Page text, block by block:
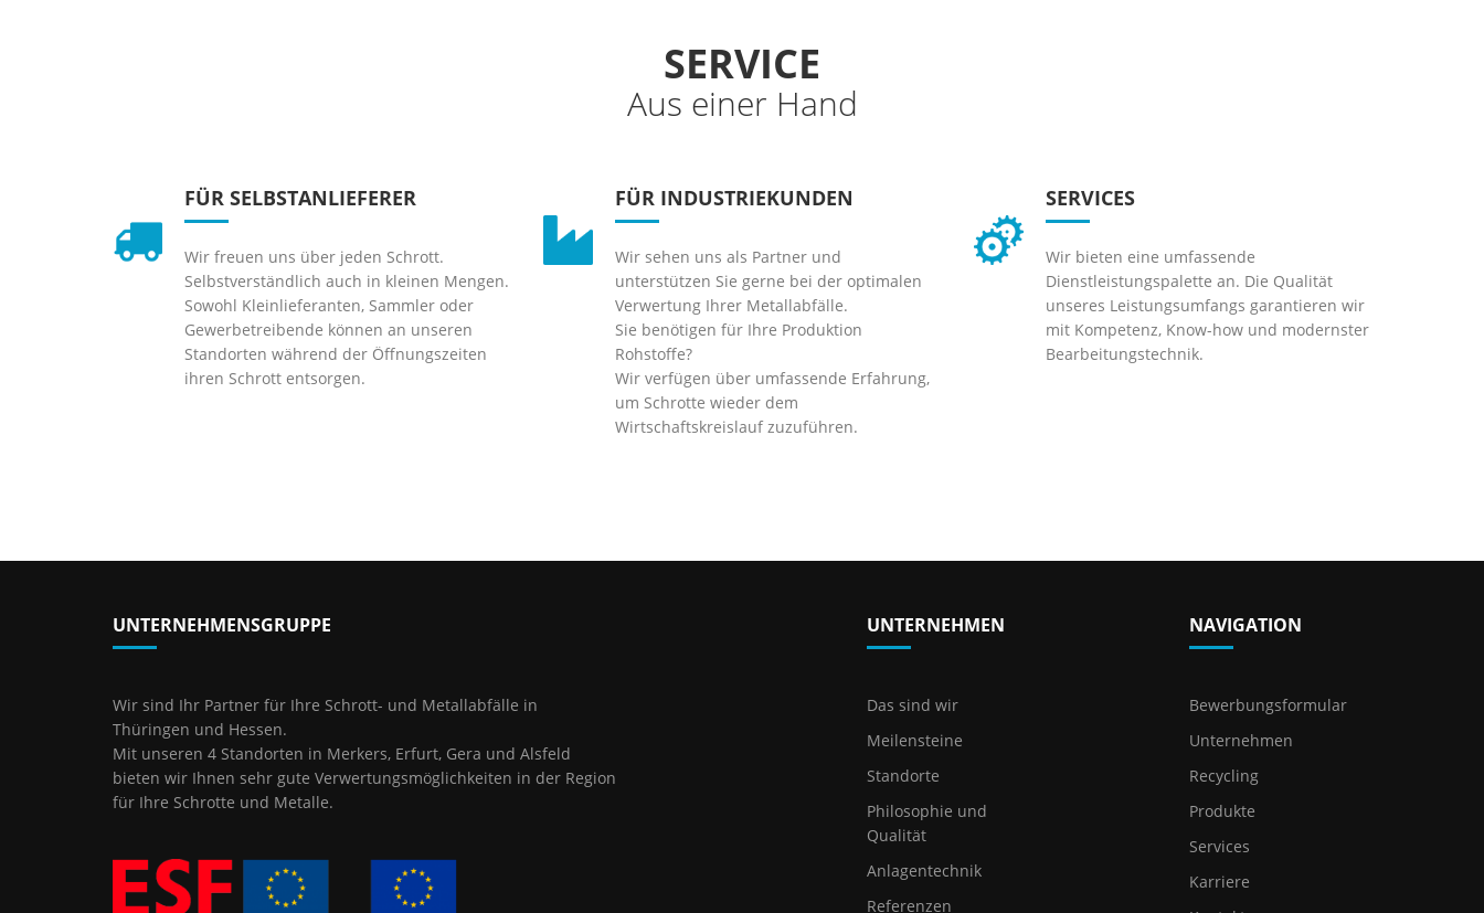
SERVICE
Aus einer Hand
FÜR SELBSTANLIEFERER
Wir freuen uns über jeden Schrott.
Selbstverständlich auch in kleinen Mengen.
Sowohl Kleinlieferanten, Sammler oder
Gewerbetreibende können an unseren
Standorten während der Öffnungszeiten
ihren Schrott entsorgen.
FÜR INDUSTRIEKUNDEN
Wir sehen uns als Partner und
unterstützen Sie gerne bei der optimalen
Verwertung Ihrer Metallabfälle.
Sie benötigen für Ihre Produktion
Rohstoffe?
Wir verfügen über umfassende Erfahrung,
um Schrotte wieder dem
Wirtschaftskreislauf zuzuführen.
SERVICES
Wir bieten eine umfassende
Dienstleistungspalette an. Die Qualität
unseres Leistungsumfangs garantieren wir
mit Kompetenz, Know-how und modernster
Bearbeitungstechnik.
UNTERNEHMENSGRUPPE
Wir sind Ihr Partner für Ihre Schrott- und Metallabfälle in
Thüringen und Hessen.
Mit unseren 4 Standorten in Merkers, Erfurt, Gera und Alsfeld
bieten wir Ihnen sehr gute Verwertungsmöglichkeiten in der Region
für Ihre Schrotte und Metalle.
UNTERNEHMEN
Das sind wir
Meilensteine
Standorte
Philosophie und
Qualität
Anlagentechnik
Referenzen
NAVIGATION
Bewerbungsformular
Unternehmen
Recycling
Produkte
Services
Karriere